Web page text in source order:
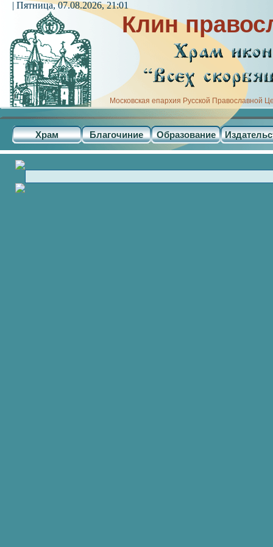
Клин
Московская епархия Русской Православной
Храм Благочиние Образование
| Пятница, 07.08.2026, 21:01